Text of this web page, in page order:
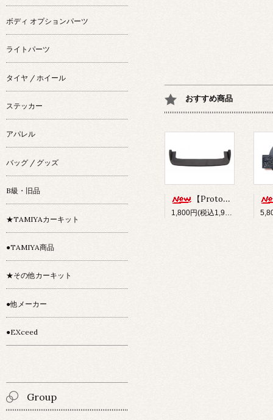
おすすめ商品
【Prototype34】フロントディフューザー
1,800円(税込1,980円)
ボディ オプションパーツ
ライトパーツ
タイヤ / ホイール
ステッカー
アパレル
バッグ / グッズ
B級・旧品
★TAMIYAカーキット
●TAMIYA商品
★その他カーキット
●他メーカー
●EXceed
Group